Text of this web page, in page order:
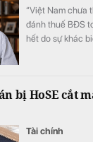
“Việt Nam chưa
đánh thuế BĐS
hết do sự khác
bị HoSE cắt
Tài chính